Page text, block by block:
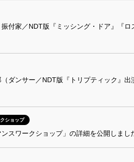
付家／NDT版『ミッシング・ドア』『ロ
ダンサー／NDT版『トリプティック』出
ショップ
スワークショップ」の詳細を公開しまし